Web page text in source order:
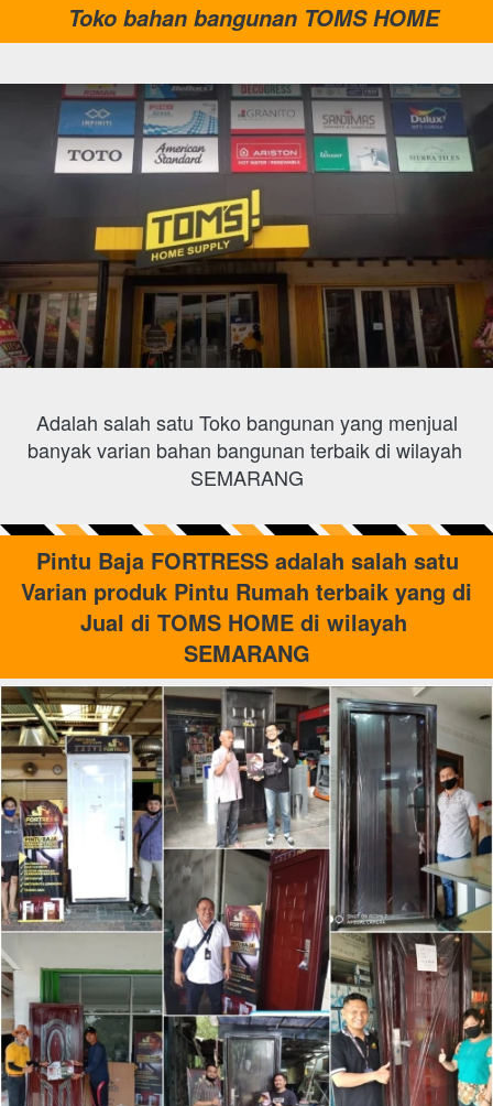
Toko bahan bangunan TOMS HOME
banyak varian bahan bangunan terbaik di wilayah
SEMARANG
Varian produk Pintu Rumah terbaik yang di
Jual di TOMS HOME di wilayah
SEMARANG